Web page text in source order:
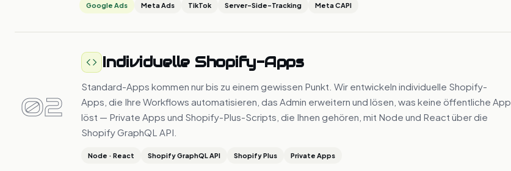
Google Ads Meta Ads TikTok Server-Side-Tracking Meta CAPI
02
Individuelle Shopify-Apps
Standard-Apps kommen nur bis zu einem gewissen Punkt. Wir entwickeln individuelle Shopify-
Apps, die Ihre Workflows automatisieren, das Admin erweitern und lösen, was keine öffentliche App
löst — Private Apps und Shopify-Plus-Scripts, die Ihnen gehören, mit Node und React über die
Shopify GraphQL API.
Node · React Shopify GraphQL API Shopify Plus Private Apps